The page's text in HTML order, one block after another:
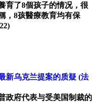
育了8個孩子的情况，很
，8孩醫療教育均有保
新乌克兰提案的质疑 (法
政府代表与受美国制裁的